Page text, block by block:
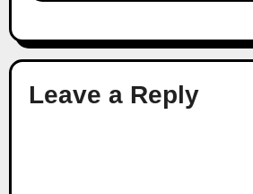
Leave a Reply